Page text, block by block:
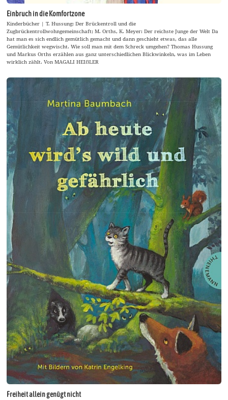
Einbruch in die Komfortzone
Kinderbücher | T. Hussung: Der Brückentroll und die
Zugbrückentrollwohngemeinschaft; M. Orths, K. Meyer: Der reichste Junge der Welt Da
hat man es sich endlich gemütlich gemacht und dann geschieht etwas, das alle
Gemütlichkeit wegwischt. Wie soll man mit dem Schreck umgehen? Thomas Hussung
und Markus Orths erzählen aus ganz unterschiedlichen Blickwinkeln, was im Leben
wirklich zählt. Von MAGALI HEIẞLER
Freiheit allein genügt nicht